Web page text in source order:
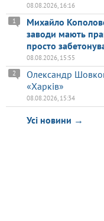
08.08.2026, 16:16
Михайло
заводи мають
просто
1
08.08.2026, 15:55
Олександр
«Харків»
2
08.08.2026, 15:34
Усі новини →